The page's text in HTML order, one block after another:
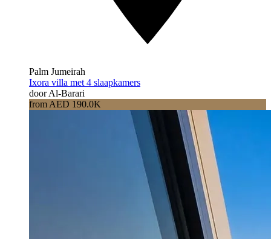
Palm Jumeirah
Ixora villa met 4 slaapkamers
door Al-Barari
from AED 190.0K